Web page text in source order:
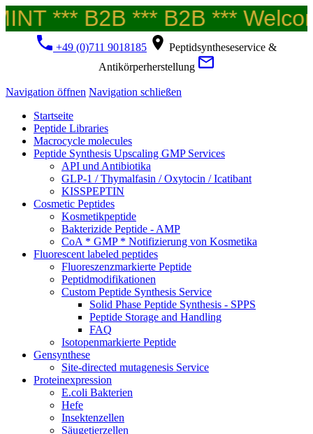
*** B2B *** B2B ***
+49 (0)711 9018185
Peptidsyntheseservice &
Antikörperherstellung
Navigation öffnen Navigation schließen
Startseite
Peptide Libraries
Macrocycle molecules
Peptide Synthesis Upscaling GMP Services
API und Antibiotika
GLP-1 / Thymalfasin / Oxytocin / Icatibant
KISSPEPTIN
Cosmetic Peptides
Kosmetikpeptide
Bakterizide Peptide - AMP
CoA * GMP * Notifizierung von Kosmetika
Fluorescent labeled peptides
Fluoreszenzmarkierte Peptide
Peptidmodifikationen
Custom Peptide Synthesis Service
Solid Phase Peptide Synthesis - SPPS
Peptide Storage and Handling
FAQ
Isotopenmarkierte Peptide
Gensynthese
Site-directed mutagenesis Service
Proteinexpression
E.coli Bakterien
Hefe
Insektenzellen
Säugetierzellen